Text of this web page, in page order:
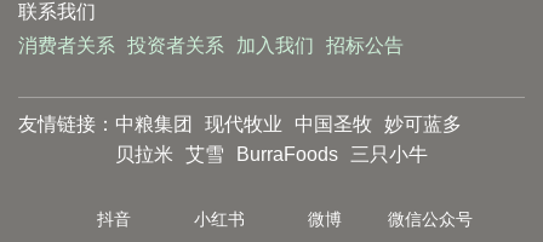
联系我们
消费者关系
投资者关系 加入我们 招标公告
友情链接： 中粮集团 现代牧业 中国圣牧 妙可蓝多
贝拉米
艾雪 BurraFoods 三只小牛
抖音 小红书 微博 微信公众号